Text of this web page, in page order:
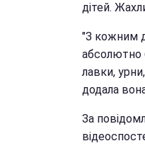
дітей.
"З кожним
абсолютно
лавки,
додала
За